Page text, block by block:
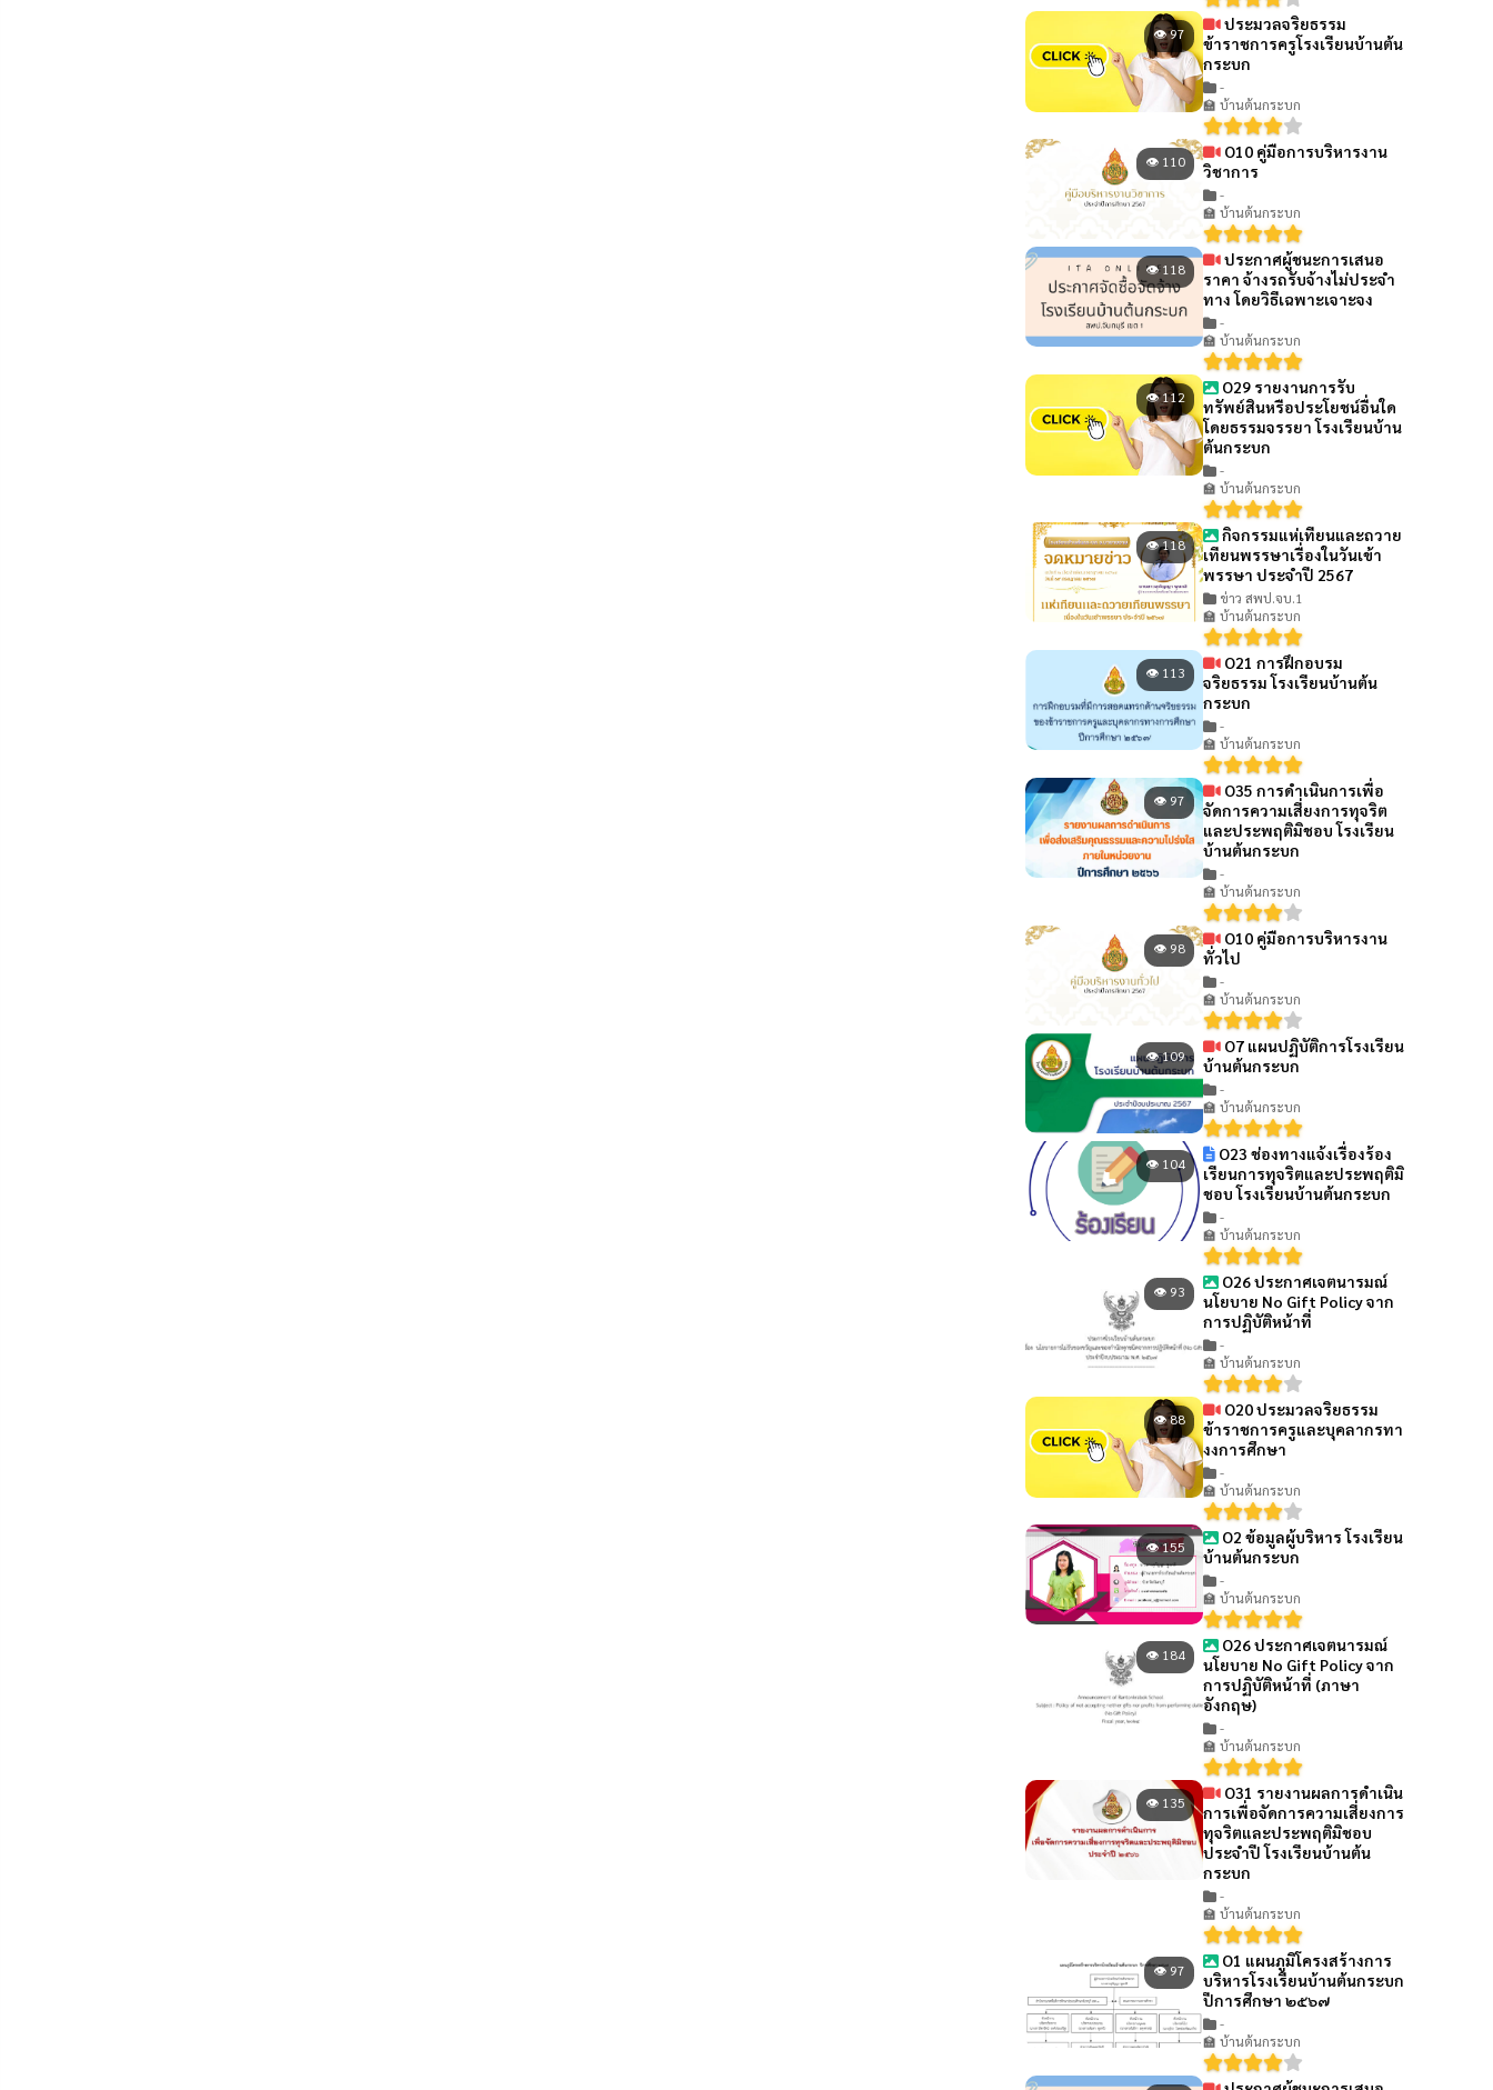
👁 97
ประมวลจริยธรรม
ข้าราชการครูโรงเรียนบ้านต้น
กระบก
-
🏫 บ้านต้นกระบก
👁 110
O10 คู่มือการบริหารงาน
วิชาการ
-
🏫 บ้านต้นกระบก
👁 118
ประกาศผู้ชนะการเสนอ
ราคา จ้างรถรับจ้างไม่ประจํา
ทาง โดยวิธีเฉพาะเจาะจง
-
🏫 บ้านต้นกระบก
👁 112
O29 รายงานการรับ
ทรัพย์สินหรือประโยชน์อื่นใด
โดยธรรมจรรยา โรงเรียนบ้าน
ต้นกระบก
-
🏫 บ้านต้นกระบก
👁 118
กิจกรรมแห่เทียนและถวาย
เทียนพรรษาเรื่องในวันเข้า
พรรษา ประจำปี 2567
ข่าว สพป.จบ.1
🏫 บ้านต้นกระบก
👁 113
O21 การฝึกอบรม
จริยธรรม โรงเรียนบ้านต้น
กระบก
-
🏫 บ้านต้นกระบก
👁 97
O35 การดำเนินการเพื่อ
จัดการความเสี่ยงการทุจริต
และประพฤติมิชอบ โรงเรียน
บ้านต้นกระบก
-
🏫 บ้านต้นกระบก
👁 98
O10 คู่มือการบริหารงาน
ทั่วไป
-
🏫 บ้านต้นกระบก
👁 109
O7 แผนปฏิบัติการโรงเรียน
บ้านต้นกระบก
-
🏫 บ้านต้นกระบก
👁 104
O23 ช่องทางแจ้งเรื่องร้อง
เรียนการทุจริตและประพฤติมิ
ชอบ โรงเรียนบ้านต้นกระบก
-
🏫 บ้านต้นกระบก
👁 93
O26 ประกาศเจตนารมณ์
นโยบาย No Gift Policy จาก
การปฏิบัติหน้าที่
-
🏫 บ้านต้นกระบก
👁 88
O20 ประมวลจริยธรรม
ข้าราชการครูและบุคลากรทา
งงการศึกษา
-
🏫 บ้านต้นกระบก
👁 155
O2 ข้อมูลผู้บริหาร โรงเรียน
บ้านต้นกระบก
-
🏫 บ้านต้นกระบก
👁 184
O26 ประกาศเจตนารมณ์
นโยบาย No Gift Policy จาก
การปฏิบัติหน้าที่ (ภาษา
อังกฤษ)
-
🏫 บ้านต้นกระบก
👁 135
O31 รายงานผลการดำเนิน
การเพื่อจัดการความเสี่ยงการ
ทุจริตและประพฤติมิชอบ
ประจำปี โรงเรียนบ้านต้น
กระบก
-
🏫 บ้านต้นกระบก
👁 97
O1 แผนภูมิโครงสร้างการ
บริหารโรงเรียนบ้านต้นกระบก
ปีการศึกษา ๒๕๖๗
-
🏫 บ้านต้นกระบก